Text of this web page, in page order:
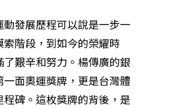
動發展歷程可以說是一步一
階段，到如今的榮耀時
艱辛和努力。楊傳廣的銀
面奧運獎牌，更是台灣體
碑。這枚獎牌的背後，是